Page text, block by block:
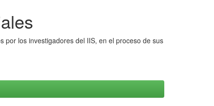
por los investigadores del IIS, en el proceso de sus